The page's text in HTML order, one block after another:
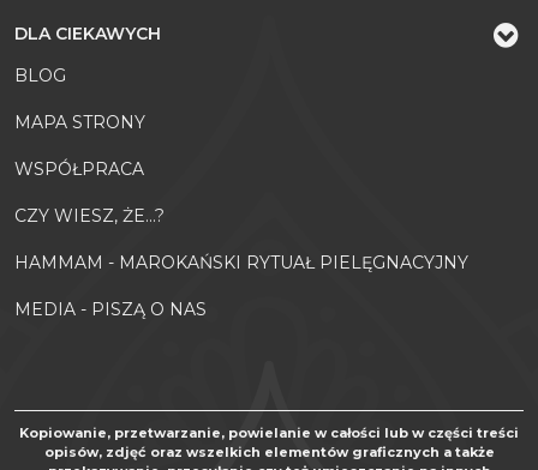
DLA CIEKAWYCH
BLOG
MAPA STRONY
WSPÓŁPRACA
CZY WIESZ, ŻE...?
HAMMAM - MAROKAŃSKI RYTUAŁ PIELĘGNACYJNY
MEDIA - PISZĄ O NAS
Kopiowanie, przetwarzanie, powielanie w całości lub w części treści
opisów, zdjęć oraz wszelkich elementów graficznych a także